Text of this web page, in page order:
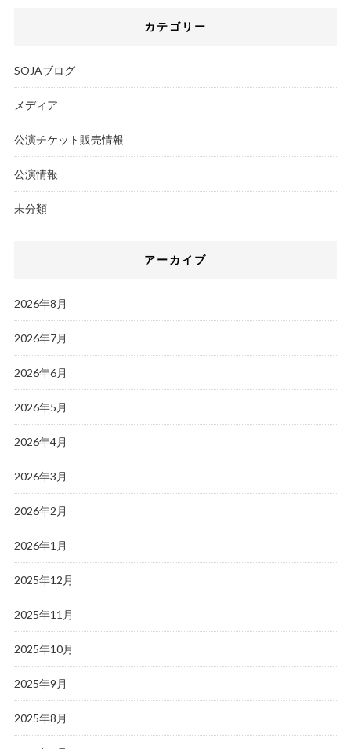
カテゴリー
SOJAブログ
メディア
公演チケット販売情報
公演情報
未分類
アーカイブ
2026年8月
2026年7月
2026年6月
2026年5月
2026年4月
2026年3月
2026年2月
2026年1月
2025年12月
2025年11月
2025年10月
2025年9月
2025年8月